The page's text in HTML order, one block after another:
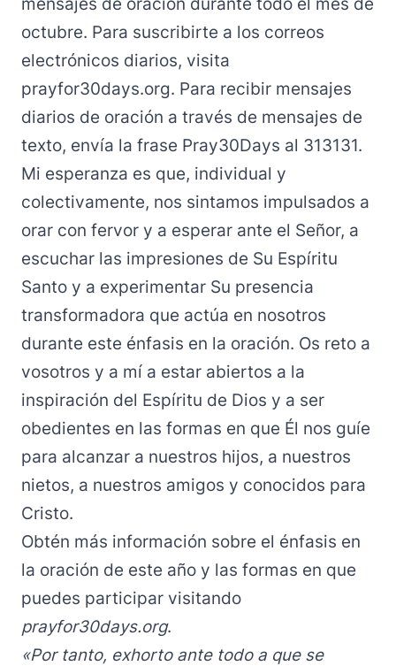
octubre. Para suscribirte a los correos
electrónicos diarios, visita
prayfor30days.org. Para recibir mensajes
diarios de oración a través de mensajes de
texto, envía la frase Pray30Days al 313131.
Mi esperanza es que, individual y
colectivamente, nos sintamos impulsados a
orar con fervor y a esperar ante el Señor, a
escuchar las impresiones de Su Espíritu
Santo y a experimentar Su presencia
transformadora que actúa en nosotros
durante este énfasis en la oración. Os reto a
vosotros y a mí a estar abiertos a la
inspiración del Espíritu de Dios y a ser
obedientes en las formas en que Él nos guíe
para alcanzar a nuestros hijos, a nuestros
nietos, a nuestros amigos y conocidos para
Cristo.
Obtén más información sobre el énfasis en
la oración de este año y las formas en que
puedes participar visitando
prayfor30days.org.
«Por tanto, exhorto ante todo a que se